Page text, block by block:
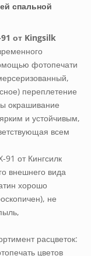
спальной
от Kingsilk
фотопечати
переплетение
окрашивание
и устойчивым,
всем
91 от Кингсилк
внешнего вида
хорошо
не
расцветок:
цветов